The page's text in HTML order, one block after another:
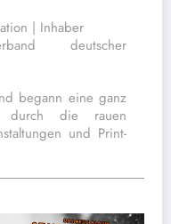
| Inhaber
deutscher
begann eine ganz
durch die rauen
und Print-